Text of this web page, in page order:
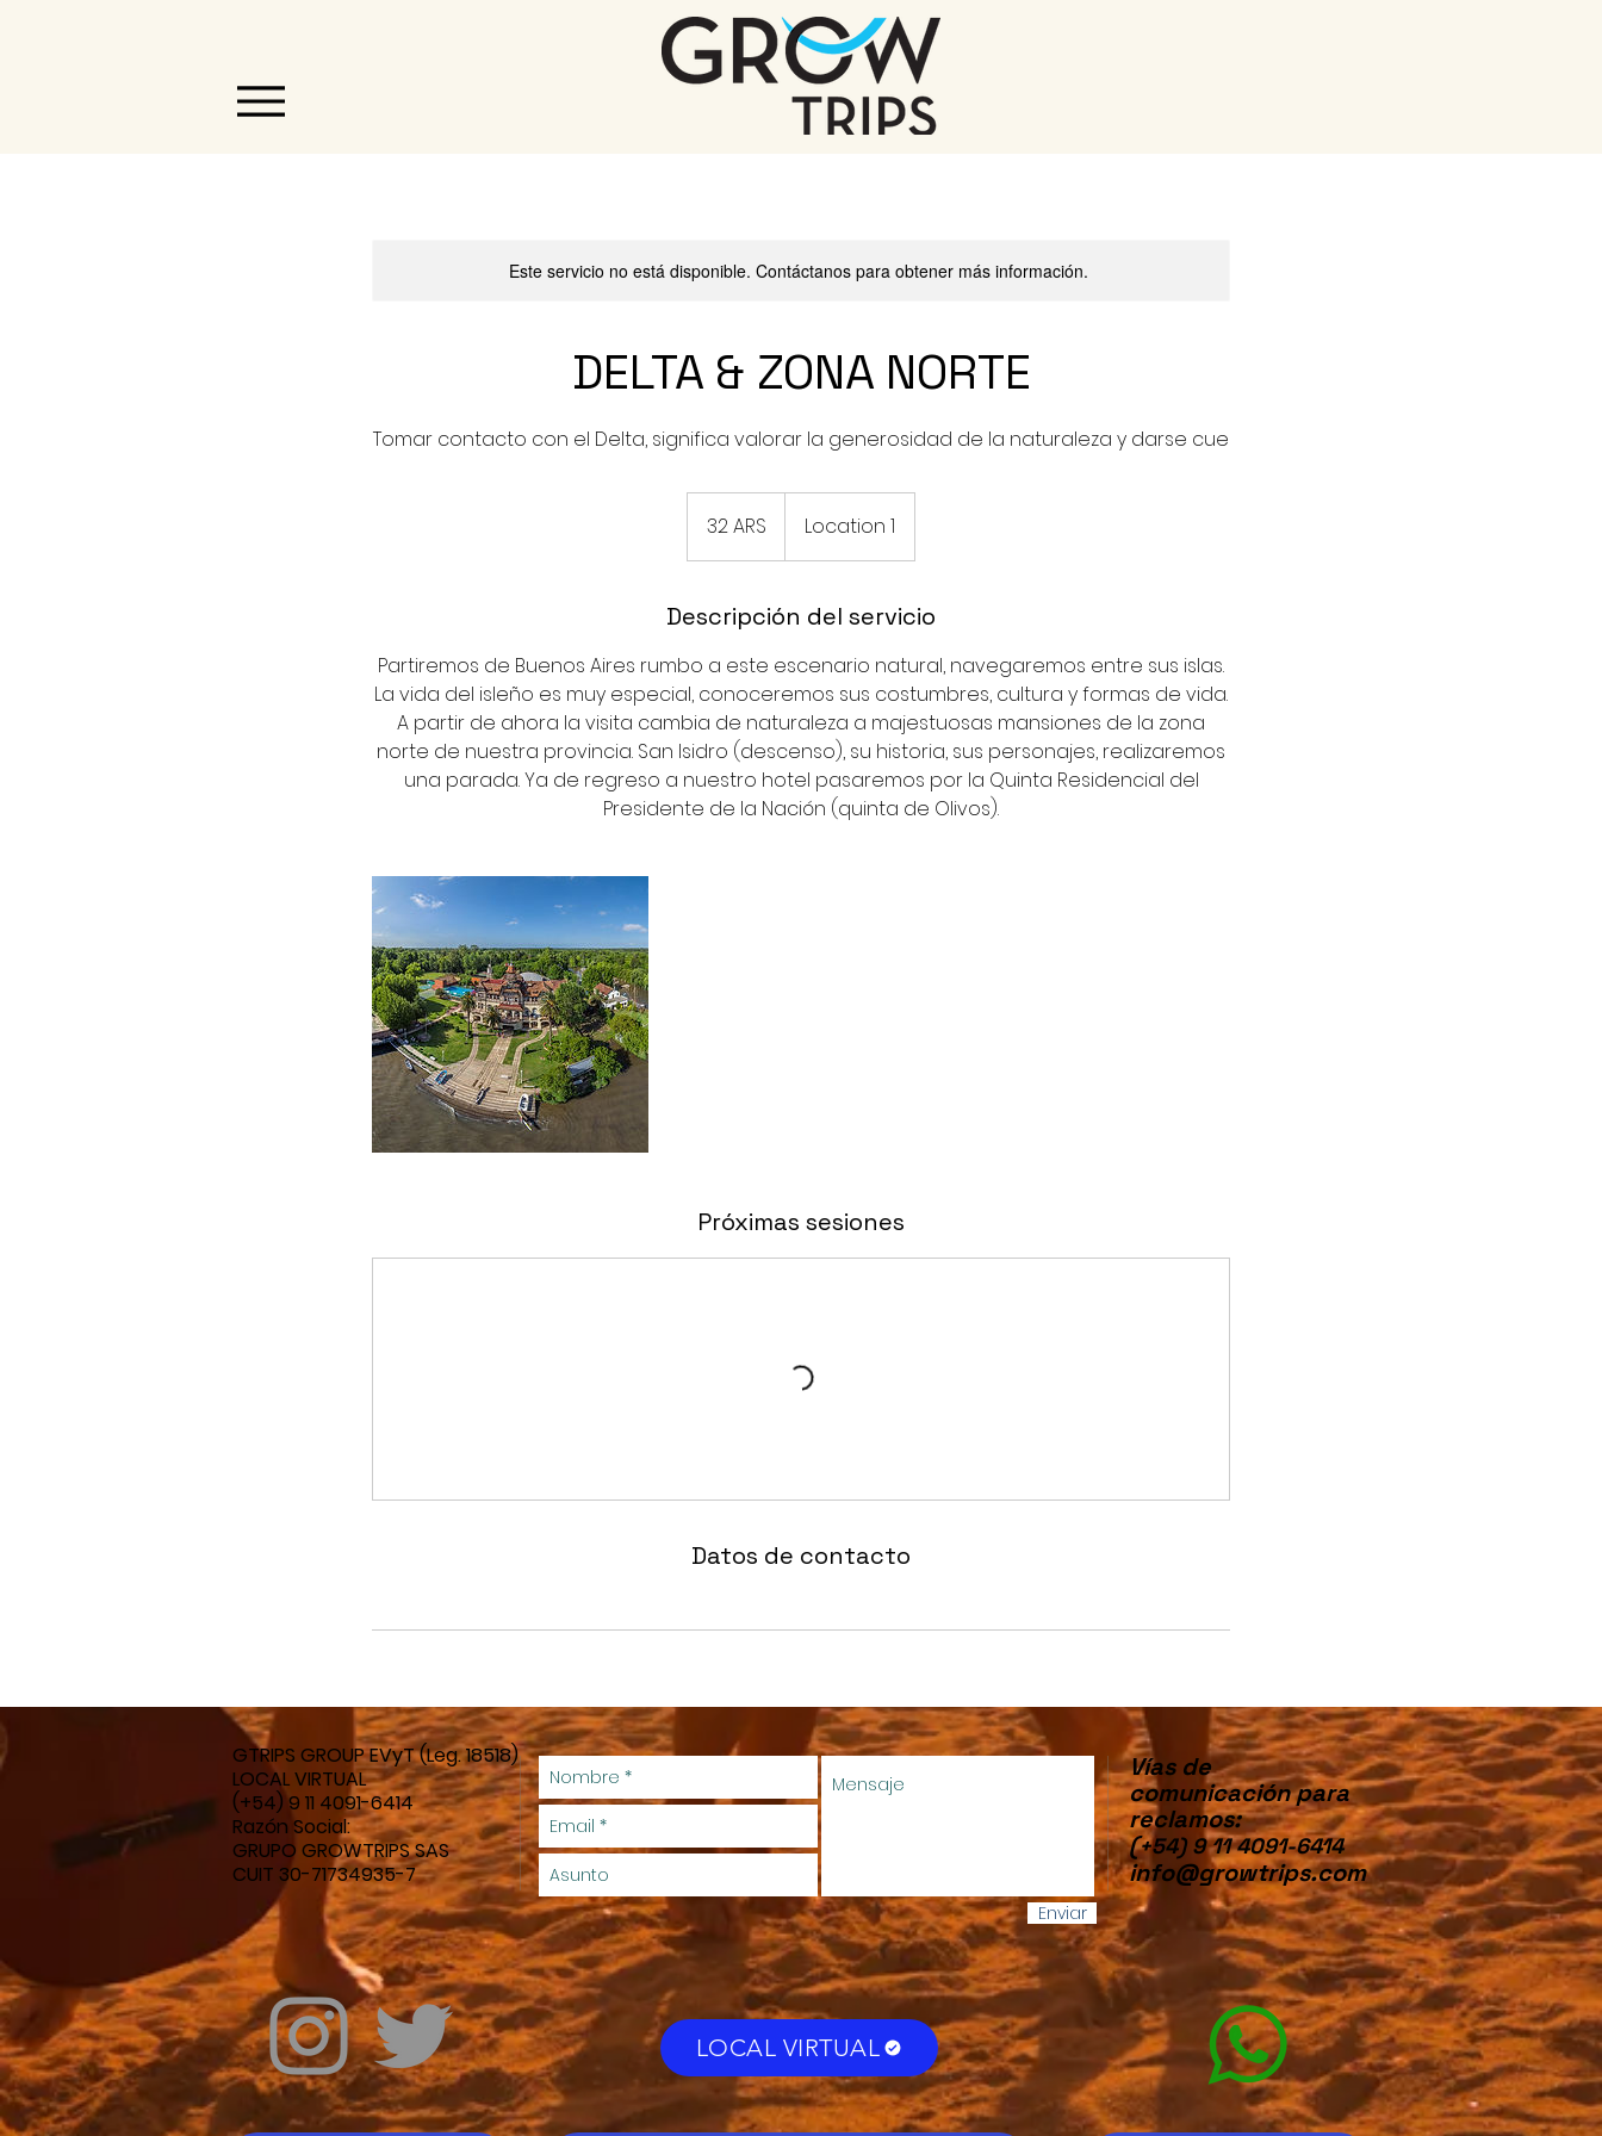
Este servicio no está disponible. Contáctanos para obtener más información.
DELTA & ZONA NORTE
Tomar contacto con el Delta, significa valorar la generosidad de la naturaleza y darse cue
argentinos
32 ARS Location 1
Descripción del servicio
Partiremos de Buenos Aires rumbo a este escenario natural, navegaremos entre sus islas.
La vida del isleño es muy especial, conoceremos sus costumbres, cultura y formas de vida.
A partir de ahora la visita cambia de naturaleza a majestuosas mansiones de la zona
norte de nuestra provincia. San Isidro (descenso), su historia, sus personajes, realizaremos
una parada. Ya de regreso a nuestro hotel pasaremos por la Quinta Residencial del
Presidente de la Nación (quinta de Olivos).
Próximas sesiones
Datos de contacto
GTRIPS GROUP EVyT(Leg. 18518)
LOCAL VIRTUAL
(+54) 9 11 4091-6414
Razón Social:
GRUPO GROWTRIPS SAS
CUIT 30-71734935-7
Enviar
Vías de
comunicación para
reclamos:
(+54) 9 11 4091-6414
info@growtrips.com
LOCAL VIRTUAL